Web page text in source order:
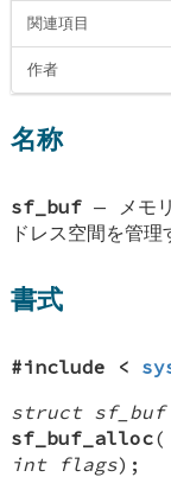
関連項目
作者
名称
sf_buf —
メモ
ドレス空間を管理
書式
#include <
struct
sf_buf_alloc
int flags);